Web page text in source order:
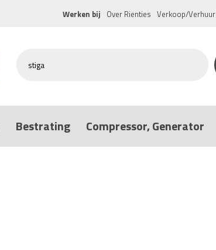
Werken bij Over Rienties Verkoop/Verhuur
Bestrating Compressor, Generator